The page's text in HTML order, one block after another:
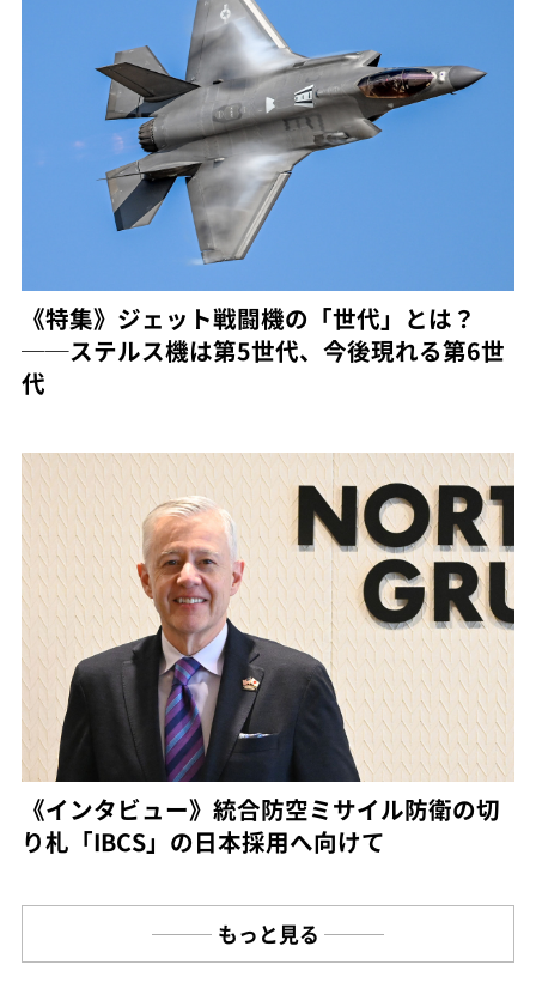
《特集》ジェット戦闘機の「世代」とは？
──ステルス機は第5世代、今後現れる第6世
代
《インタビュー》統合防空ミサイル防衛の切
り札「IBCS」の日本採用へ向けて
もっと見る